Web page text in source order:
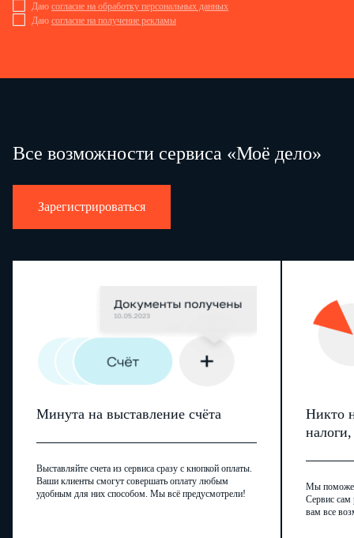
Даю согласие на обработку персональных данных
Даю согласие на получение рекламы
Все возможности сервиса «Моё дело»
Зарегистрироваться
Минута на выставление счёта
Выставляйте счета из сервиса сразу с кнопкой оплаты.
Ваши клиенты смогут совершать оплату любым
удобным для них способом. Мы всё предусмотрели!
Никто
Мы
Сервис сам
вам все